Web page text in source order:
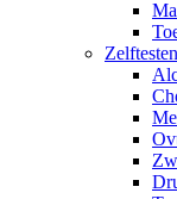
Zelftesten